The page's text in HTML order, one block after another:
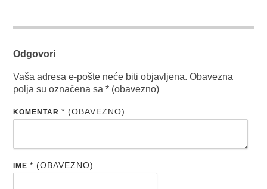
Odgovori
Vaša adresa e-pošte neće biti objavljena. Obavezna
polja su označena sa* (obavezno)
KOMENTAR* (OBAVEZNO)
IME* (OBAVEZNO)